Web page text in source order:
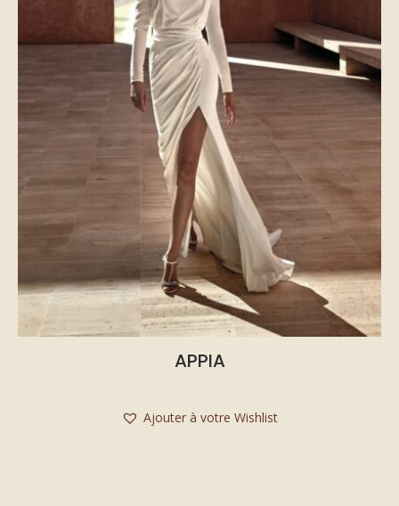
APPIA
Ajouter à votre Wishlist